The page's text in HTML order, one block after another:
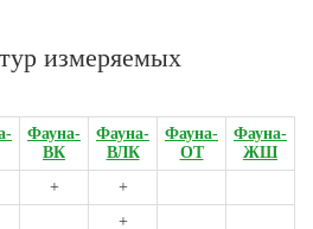
измеряемых
Фауна-
ВК
Фауна-
ВЛК
Фауна-
ОТ
Фауна-
ЖШ
+
+
+